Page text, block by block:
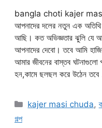
bangla choti kajer masi
আপনাদের দলের নতুন এক
আছি। কত অভিজ্ঞতার ঝুলি যে
আপনাদের দেবো। তবে আমি
আমার জীবনের বাস্তব ঘটনাগুলো
হন,কামে ছলছল করে উঠেন
Categories
kajer masi chuda,
গল্প